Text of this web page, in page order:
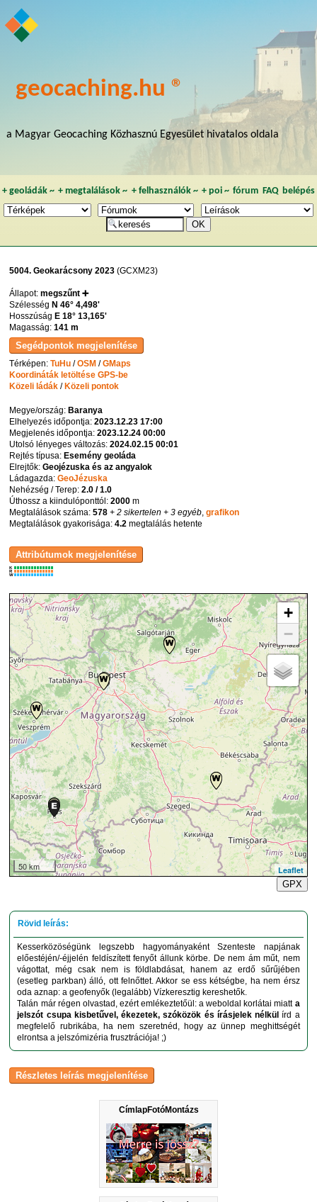
geocaching.hu ®
a Magyar Geocaching Közhasznú Egyesület hivatalos oldala
+ geoládák~ +megtalálások ~ + felhasználók~ + poi~ fórum FAQ belépés
5004. Geokarácsony 2023 (GCXM23)
CímlapFotóMontázs
Állapot:megszűnt ➕
SzélességN 46° 4,498'
HosszúságE 18° 13,165'
Magasság:141 m
Térképen:TuHu /OSM /GMaps
Koordináták letöltése GPS-be
Közeli ládák / Közeli pontok
Megye/ország: Baranya
Elhelyezés időpontja:2023.12.23 17:00
Megjelenés időpontja:2023.12.24 00:00
Utolsó lényeges változás:2024.02.15 00:01
Rejtés típusa: Esemény geoláda
Elrejtők:Geojézuska és az angyalok
Ládagazda:GeoJézuska
Nehézség / Terep:2.0 / 1.0
Úthossz a kiindulóponttól:2000 m
Megtalálások száma:578 + 2 sikertelen + 3 egyéb,grafikon
Megtalálások gyakorisága:4.2 megtalálás hetente
K
R
W
+
−
50 km
Leaflet
GPX
Kesserközöségünk legszebb hagyományaként Szenteste napjának
előestéjén/-éjjelén feldíszített fenyőt állunk körbe. De nem ám műt, nem
vágottat, még csak nem is földlabdásat, hanem az erdő sűrűjében
(esetleg parkban) álló, ott felnőttet. Akkor se ess kétségbe, ha nem érsz
oda aznap: a geofenyők (legalább) Vízkeresztig kereshetők.
Talán már régen olvastad, ezért emlékeztetőül: a weboldal korlátai miatt a
jelszót csupa kisbetűvel, ékezetek, szóközök és írásjelek nélkül írd a
megfelelő rubrikába, ha nem szeretnéd, hogy az ünnep meghittségét
elrontsa a jelszómizéria frusztrációja! ;)